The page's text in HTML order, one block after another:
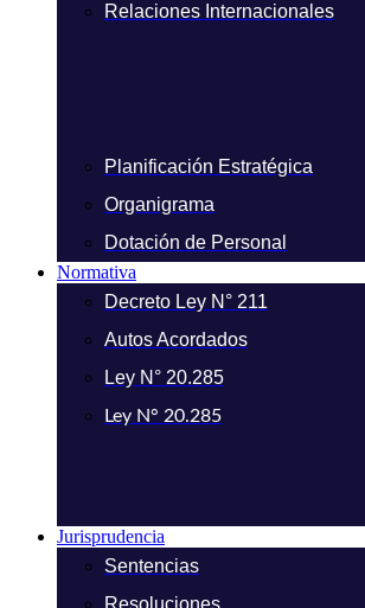
Relaciones Internacionales
Planificación Estratégica
Organigrama
Dotación de Personal
Normativa
Decreto Ley N° 211
Autos Acordados
Ley N° 20.285
Ley N° 20.285
Jurisprudencia
Sentencias
Resoluciones